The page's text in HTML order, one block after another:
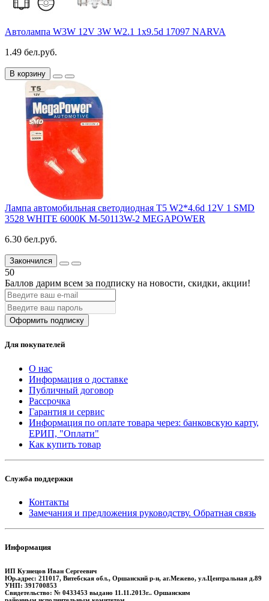
Автолампа W3W 12V 3W W2.1 1x9.5d 17097 NARVA
1.49 бел.руб.
В корзину
Лампа автомобильная светодиодная T5 W2*4.6d 12V 1 SMD
3528 WHITE 6000K M-50113W-2 MEGAPOWER
6.30 бел.руб.
Закончился
50
Баллов дарим всем за подписку на новости, скидки, акции!
Оформить подписку
Для покупателей
О нас
Информация о доставке
Публичный договор
Рассрочка
Гарантия и сервис
Информация по оплате товара через: банковскую карту,
ЕРИП, "Оплати"
Как купить товар
Служба поддержки
Контакты
Замечания и предложения руководству. Обратная связь
Информация
ИП Кузнецов Иван Сергеевич
Юр.адрес: 211017, Витебская обл., Оршанский р-н, аг.Межево, ул.Центральная д.89
УНП: 391700853
Свидетельство: № 0433453 выдано 11.11.2013г.. Оршанским